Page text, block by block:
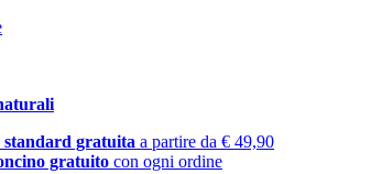
standard gratuita a partire da € 49,90
gratuito con ogni ordine